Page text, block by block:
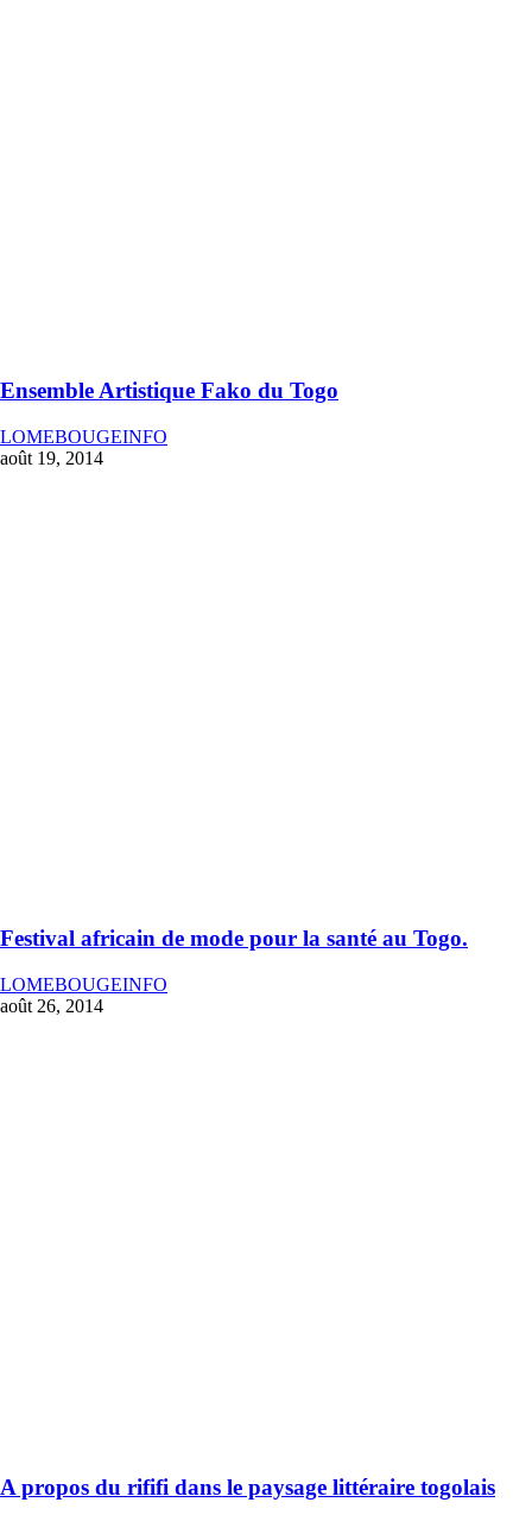
Ensemble Artistique Fako du Togo
LOMEBOUGEINFO
août 19, 2014
Festival africain de mode pour la santé au Togo.
LOMEBOUGEINFO
août 26, 2014
A propos du rififi dans le paysage littéraire togolais